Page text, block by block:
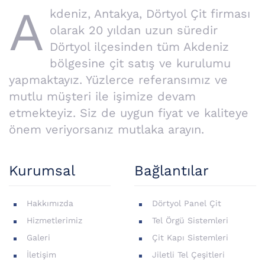
A kdeniz, Antakya, Dörtyol Çit firması
olarak 20 yıldan uzun süredir
Dörtyol ilçesinden tüm Akdeniz
bölgesine çit satış ve kurulumu
yapmaktayız. Yüzlerce referansımız ve
mutlu müşteri ile işimize devam
etmekteyiz. Siz de uygun fiyat ve kaliteye
önem veriyorsanız mutlaka arayın.
Kurumsal
Hakkımızda
Hizmetlerimiz
Galeri
İletişim
Bağlantılar
Dörtyol Panel Çit
Tel Örgü Sistemleri
Çit Kapı Sistemleri
Jiletli Tel Çeşitleri